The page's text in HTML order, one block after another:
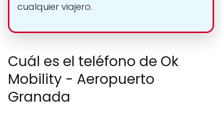
cualquier viajero.
Cuál es el teléfono de Ok
Mobility - Aeropuerto
Granada